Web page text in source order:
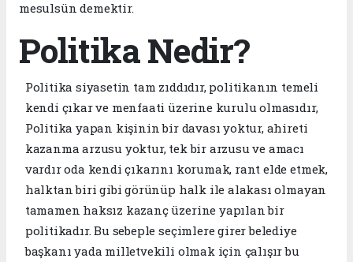
mesulsün demektir.
Politika Nedir?
Politika siyasetin tam zıddıdır, politikanın temeli
kendi çıkar ve menfaati üzerine kurulu olmasıdır,
Politika yapan kişinin bir davası yoktur, ahireti
kazanma arzusu yoktur, tek bir arzusu ve amacı
vardır oda kendi çıkarını korumak, rant elde etmek,
halktan biri gibi görünüp halk ile alakası olmayan
tamamen haksız kazanç üzerine yapılan bir
politikadır. Bu sebeple seçimlere girer belediye
başkanı yada milletvekili olmak için çalışır bu